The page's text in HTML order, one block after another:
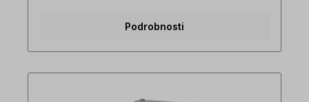
s globálními normami CE, UL, cUL Použití Heavy
během 1 min Funkce automatického ladění při stání
Podrobnosti